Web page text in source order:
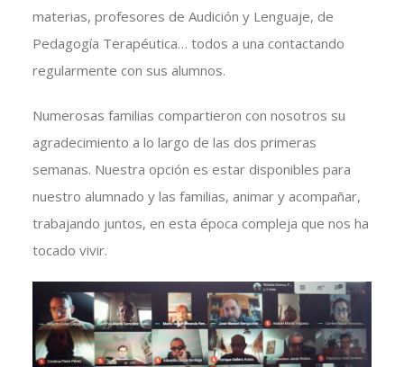
materias, profesores de Audición y Lenguaje, de
Pedagogía Terapéutica… todos a una contactando
regularmente con sus alumnos.
Numerosas familias compartieron con nosotros su
agradecimiento a lo largo de las dos primeras
semanas. Nuestra opción es estar disponibles para
nuestro alumnado y las familias, animar y acompañar,
trabajando juntos, en esta época compleja que nos ha
tocado vivir.